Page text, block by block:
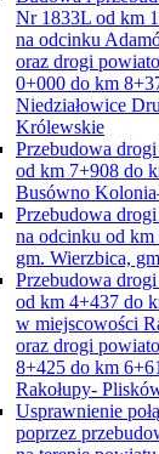
Nr 1833L od km
na odcinku
oraz drogi
0+000 do km
Niedziałowice
Królewskie
Przebudowa
od km 7+908 do
Busówno
Przebudowa
na odcinku od
gm. Wierzbica,
Przebudowa
od km 4+437 do
w miejscowości
oraz drogi
8+425 do km
Rakołupy-
Usprawnienie
poprzez